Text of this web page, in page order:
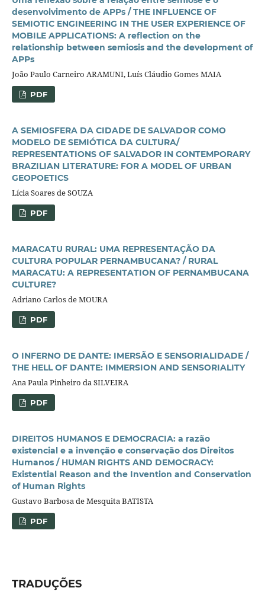
desenvolvimento de APPs / THE INFLUENCE OF
SEMIOTIC ENGINEERING IN THE USER EXPERIENCE OF
MOBILE APPLICATIONS: A reflection on the
relationship between semiosis and the development of
APPs
João Paulo Carneiro ARAMUNI, Luís Cláudio Gomes MAIA
PDF
A SEMIOSFERA DA CIDADE DE SALVADOR COMO
MODELO DE SEMIÓTICA DA CULTURA/
REPRESENTATIONS OF SALVADOR IN CONTEMPORARY
BRAZILIAN LITERATURE: FOR A MODEL OF URBAN
GEOPOETICS
Lícia Soares de SOUZA
PDF
MARACATU RURAL: UMA REPRESENTAÇÃO DA
CULTURA POPULAR PERNAMBUCANA? / RURAL
MARACATU: A REPRESENTATION OF PERNAMBUCANA
CULTURE?
Adriano Carlos de MOURA
PDF
O INFERNO DE DANTE: IMERSÃO E SENSORIALIDADE /
THE HELL OF DANTE: IMMERSION AND SENSORIALITY
Ana Paula Pinheiro da SILVEIRA
PDF
DIREITOS HUMANOS E DEMOCRACIA: a razão
existencial e a invenção e conservação dos Direitos
Humanos / HUMAN RIGHTS AND DEMOCRACY:
Existential Reason and the Invention and Conservation
of Human Rights
Gustavo Barbosa de Mesquita BATISTA
PDF
TRADUÇÕES